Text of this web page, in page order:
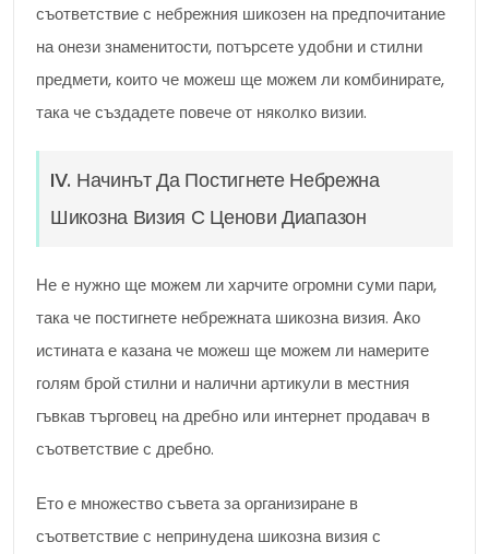
съответствие с небрежния шикозен на предпочитание
на онези знаменитости, потърсете удобни и стилни
предмети, които че можеш ще можем ли комбинирате,
така че създадете повече от няколко визии.
IV. Начинът Да Постигнете Небрежна
Шикозна Визия С Ценови Диапазон
Не е нужно ще можем ли харчите огромни суми пари,
така че постигнете небрежната шикозна визия. Ако
истината е казана че можеш ще можем ли намерите
голям брой стилни и налични артикули в местния
гъвкав търговец на дребно или интернет продавач в
съответствие с дребно.
Ето е множество съвета за организиране в
съответствие с непринудена шикозна визия с